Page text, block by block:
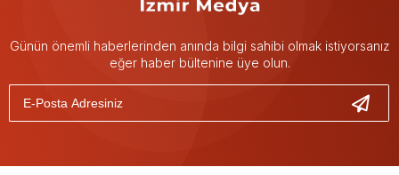
Günün önemli haberlerinden anında bilgi sahibi olmak istiyorsanız
eğer haber bültenine üye olun.